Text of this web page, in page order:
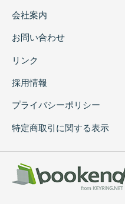
会社案内
お問い合わせ
リンク
採用情報
プライバシーポリシー
特定商取引に関する表示